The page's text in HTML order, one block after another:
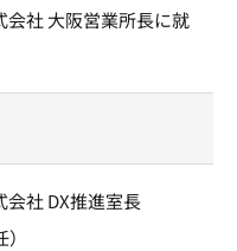
会社 大阪営業所長に就
社 DX推進室長